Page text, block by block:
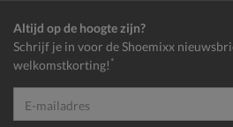
Altijd op de hoogte zijn?
Schrijf je in voor de Shoemixx
welkomstkorting! *